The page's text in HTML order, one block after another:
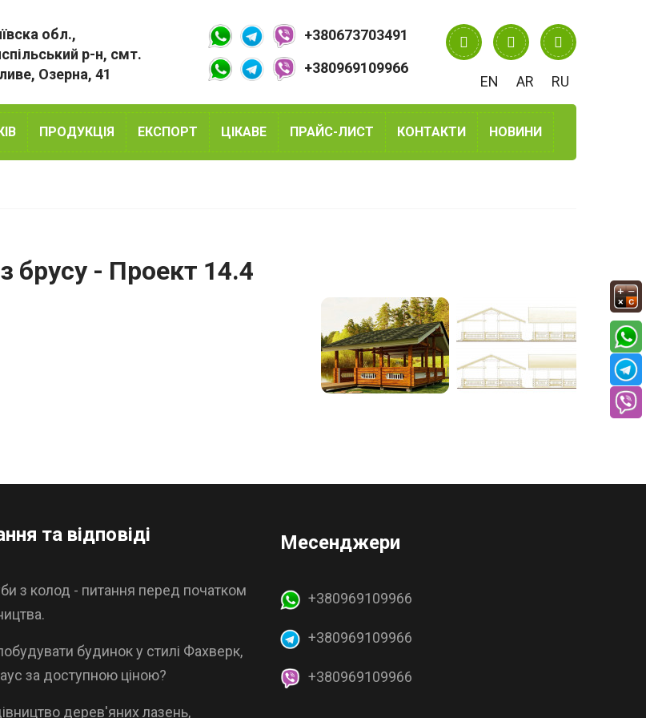
обл.,
р-н, смт.
Озерна, 41
+380673703491
+380969109966
EN
AR RU
ПРОДУКЦІЯ ЕКСПОРТ ЦІКАВЕ ПРАЙС-ЛИСТ КОНТАКТИ НОВИНИ
брусу - Проект 14.4
та відповіді
з колод - питання перед початком
будинок у стилі Фахверк,
за доступною ціною?
дерев'яних лазень,
Месенджери
+380969109966
+380969109966
+380969109966